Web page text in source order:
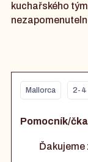
Mallorca 2-4
Pomocník/
Ďakujeme
kuchařského